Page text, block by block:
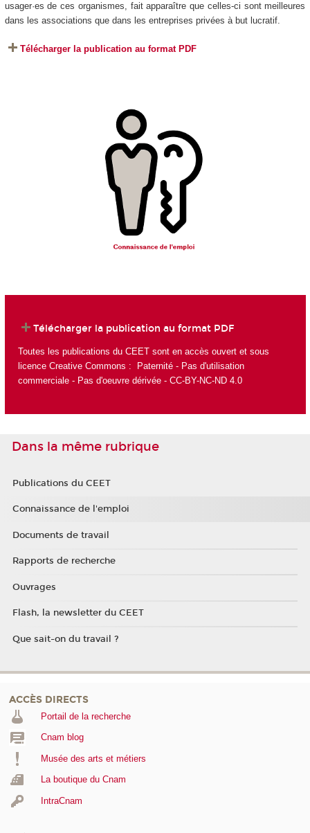
usager·es de ces organismes, fait apparaître que celles-ci sont meilleures
dans les associations que dans les entreprises privées à but lucratif.
Télécharger la publication au format PDF
Télécharger la publication au format PDF
Toutes les publications du CEET sont en accès ouvert et sous
licence Creative Commons : Paternité - Pas d'utilisation
commerciale - Pas d'oeuvre dérivée - CC-BY-NC-ND 4.0
Dans la même rubrique
Publications du CEET
Connaissance de l'emploi
Documents de travail
Rapports de recherche
Ouvrages
Flash, la newsletter du CEET
Que sait-on du travail ?
ACCÈS DIRECTS
Portail de la recherche
Cnam blog
Musée des arts et métiers
La boutique du Cnam
IntraCnam